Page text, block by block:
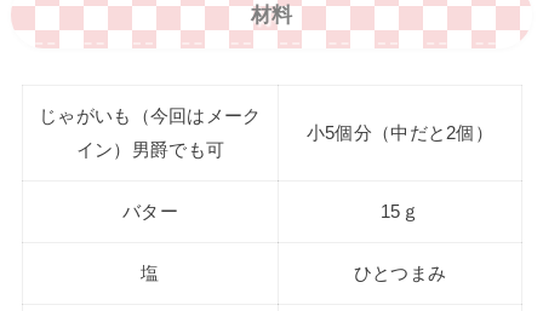
材料
じゃがいも（今回はメーク
イン）男爵でも可
小5個分（中だと2個）
バター 15ｇ
塩 ひとつまみ